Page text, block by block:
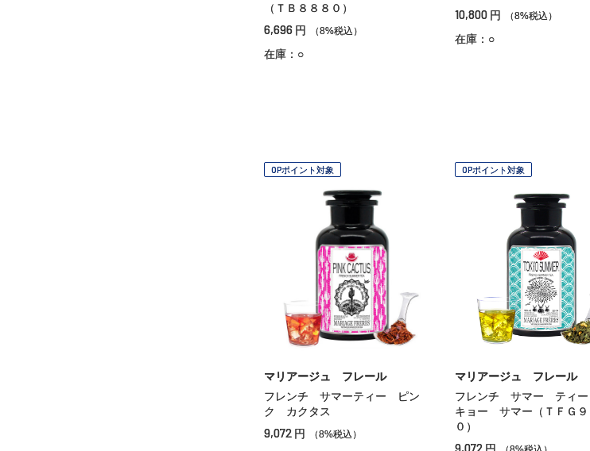
（ＴＢ８８８０）
6,696 円 （8%税込）
在庫：○
10,800 円 （8%税込）
在庫：○
OPポイント対象
マリアージュ フレール
フレンチ サマーティー ピン
ク カクタス
9,072 円 （8%税込）
OPポイント対象
マリアージュ フレール
フレンチ サマー ティ
キョー サマー（ＴＦＧ９
０）
9,072 円